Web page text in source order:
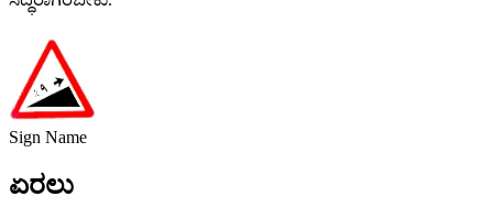
Sign Name
ಏರಲು